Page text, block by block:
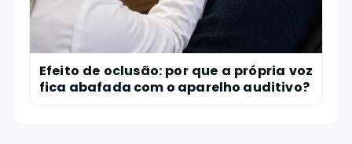
Efeito de oclusão: por que a própria voz
fica abafada com o aparelho auditivo?